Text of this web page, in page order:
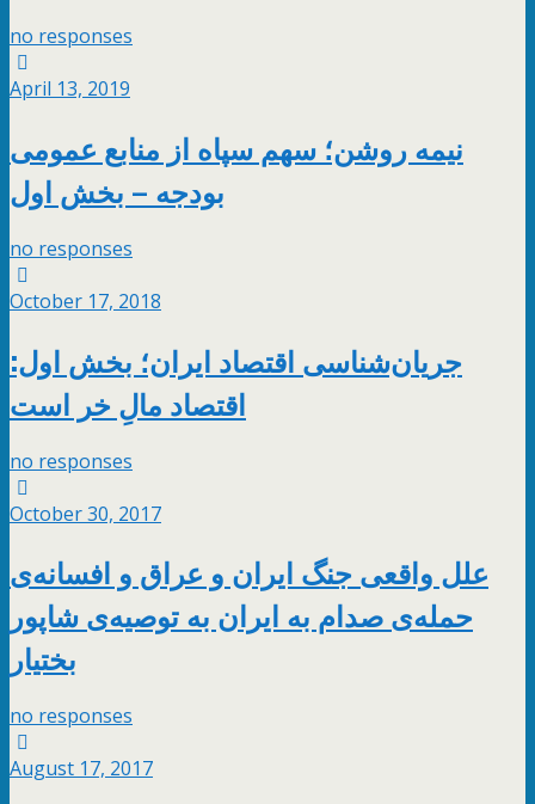
no responses
April 13, 2019
نیمه روشن؛ سهم سپاه از منابع عمومی
بودجه – بخش اول
no responses
October 17, 2018
جریان‌شناسی اقتصاد ایران؛ بخش اول:
اقتصاد مالِ خر است
no responses
October 30, 2017
علل واقعی جنگ ایران و عراق و افسانه‌ی
حمله‌ی صدام به ایران به توصیه‌ی شاپور
بختیار
no responses
August 17, 2017